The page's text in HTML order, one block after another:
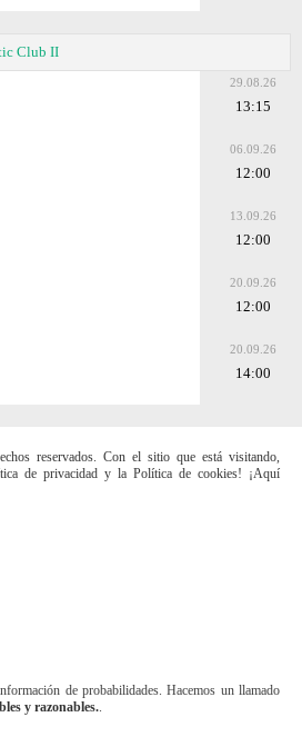
Club II
29.08.26
13:15
06.09.26
12:00
13.09.26
12:00
20.09.26
12:00
20.09.26
14:00
reservados. Con el sitio que está visitando,
de privacidad y la Política de cookies! ¡Aquí
de probabilidades. Hacemos un llamado
y razonables.